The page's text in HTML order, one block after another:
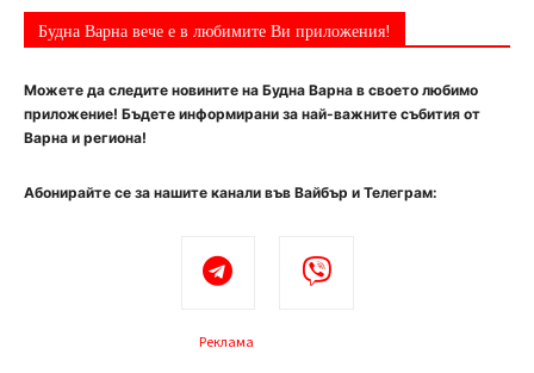
Будна Варна вече е в любимите Ви приложения!
Можете да следите новините на Будна Варна в своето любимо
приложение! Бъдете информирани за най-важните събития от
Варна и региона!
Абонирайте се за нашите канали във Вайбър и Телеграм:
Реклама